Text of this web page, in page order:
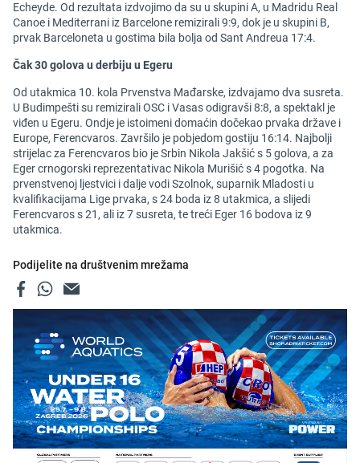
Echeyde. Od rezultata izdvojimo da su u skupini A, u Madridu Real
Canoe i Mediterrani iz Barcelone remizirali 9:9, dok je u skupini B,
prvak Barceloneta u gostima bila bolja od Sant Andreua 17:4.
Čak 30 golova u derbiju u Egeru
Od utakmica 10. kola Prvenstva Mađarske, izdvajamo dva susreta.
U Budimpešti su remizirali OSC i Vasas odigravši 8:8, a spektakl je
viđen u Egeru. Ondje je istoimeni domaćin dočekao prvaka države i
Europe, Ferencvaros. Završilo je pobjedom gostiju 16:14. Najbolji
strijelac za Ferencvaros bio je Srbin Nikola Jakšić s 5 golova, a za
Eger crnogorski reprezentativac Nikola Murišić s 4 pogotka. Na
prvenstvenoj ljestvici i dalje vodi Szolnok, suparnik Mladosti u
kvalifikacijama Lige prvaka, s 24 boda iz 8 utakmica, a slijedi
Ferencvaros s 21, ali iz 7 susreta, te treći Eger 16 bodova iz 9
utakmica.
Podijelite na društvenim mrežama